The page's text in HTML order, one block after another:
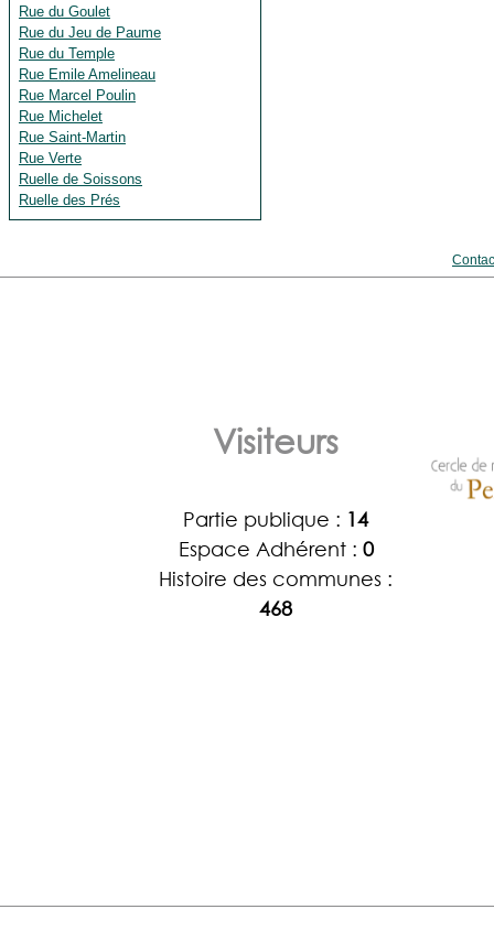
Rue du Goulet
Rue du Jeu de Paume
Rue du Temple
Rue Emile Amelineau
Rue Marcel Poulin
Rue Michelet
Rue Saint-Martin
Rue Verte
Ruelle de Soissons
Ruelle des Prés
Visiteurs
Partie publique : 14
Espace Adhérent : 0
Histoire des communes :
468